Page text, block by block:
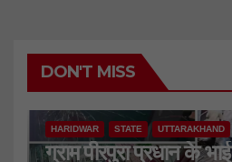
DON'T MISS
HARIDWAR STATE UTTARAKHAND
ग्राम पीरपुरा प्रधान के